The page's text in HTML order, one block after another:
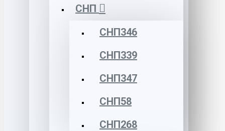
СНП
СНП346
СНП339
СНП347
СНП58
СНП268